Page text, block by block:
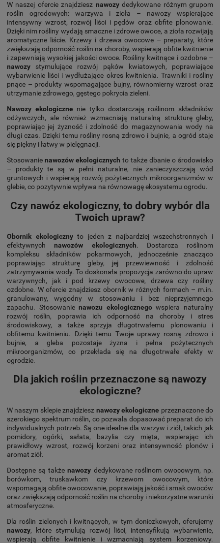
W naszej ofercie znajdziesz nawozydedykowane różnym grupom
roślin ogrodowych: warzywa i zioła – nawozy wspierające
intensywny wzrost, rozwój liści i pędów oraz obfite plonowanie.
Dzięki nim rośliny wydają smaczne i zdrowe owoce, a zioła rozwijają
aromatyczne liście. Krzewy i drzewa owocowe – preparaty, które
zwiększają odporność roślin na choroby, wspierają obfite kwitnienie
i zapewniają wysokiej jakości owoce. Rośliny kwitnące i ozdobne –
nawozy stymulujące rozwój pąków kwiatowych, poprawiające
wybarwienie liści i wydłużające okres kwitnienia. Trawniki i rośliny
pnące – produkty wspomagające bujny, równomierny wzrost oraz
utrzymanie zdrowego, gęstego pokrycia zieleni.
Nawozy ekologiczne nie tylko dostarczają roślinom składników
odżywczych, ale również wzmacniają naturalną strukturę gleby,
poprawiając jej żyzność i zdolność do magazynowania wody na
długi czas. Dzięki temu rośliny rosną zdrowo i bujnie, a ogród staje
się piękny i łatwy w pielęgnacji.
Stosowanie nawozów ekologicznych to także dbanie o środowisko
– produkty te są w pełni naturalne, nie zanieczyszczają wód
gruntowych i wspierają rozwój pożytecznych mikroorganizmów w
glebie, co pozytywnie wpływa na równowagę ekosystemu ogrodu.
Czy nawóz ekologiczny, to dobry wybór dla
Twoich upraw?
Obornik ekologicznyto jeden z najbardziej wszechstronnych i
efektywnychnawozów ekologicznych. Dostarcza roślinom
kompleksu składników pokarmowych, jednocześnie znacząco
poprawiając strukturę gleby, jej przewiewność i zdolność
zatrzymywania wody. To doskonała propozycja zarówno do upraw
warzywnych, jak i pod krzewy owocowe, drzewa czy rośliny
ozdobne. W ofercie znajdziesz obornik w różnych formach – m.in.
granulowany, wygodny w stosowaniu i bez nieprzyjemnego
zapachu. Stosowanienawozu ekologicznegowspiera naturalny
rozwój roślin, poprawia ich odporność na choroby i stres
środowiskowy, a także sprzyja długotrwałemu plonowaniu i
obfitemu kwitnieniu. Dzięki temu Twoje uprawy rosną zdrowo i
bujnie, a gleba pozostaje żyzna i pełna pożytecznych
mikroorganizmów, co przekłada się na długotrwałe efekty w
ogrodzie.
Dla jakich roślin przeznaczone są nawozy
ekologiczne?
W naszym sklepie znajdziesz nawozy ekologiczne przeznaczone do
szerokiego spektrum roślin, co pozwala dopasować preparat do ich
indywidualnych potrzeb. Są one idealne dla warzyw i ziół, takich jak
pomidory, ogórki, sałata, bazylia czy mięta, wspierając ich
prawidłowy wzrost, rozwój korzeni oraz intensywność plonów i
aromat ziół.
Dostępne są takżenawozy dedykowane roślinom owocowym, np.
borówkom, truskawkom czy krzewom owocowym, które
wspomagają obfite owocowanie, poprawiają jakość i smak owoców
oraz zwiększają odporność roślin na choroby i niekorzystne warunki
atmosferyczne.
Dla roślin zielonych i kwitnących, w tym doniczkowych, oferujemy
nawozy, które stymulują rozwój liści, intensyfikują wybarwienie,
wspierają obfite kwitnienie i wzmacniają system korzeniowy.